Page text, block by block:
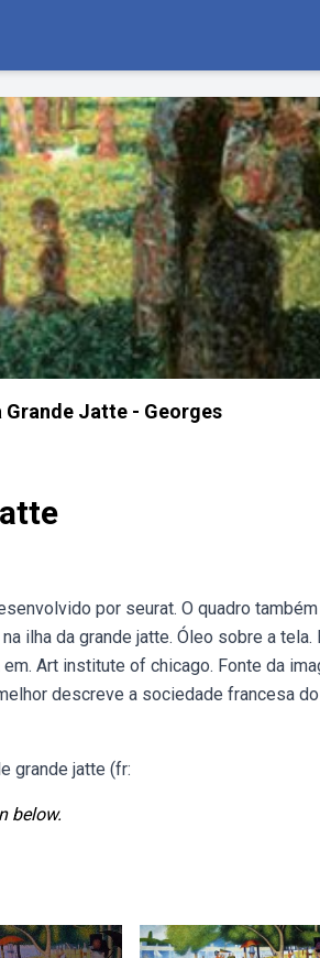
Jatte - Georges
por seurat. O quadro
ilha da grande jatte. Óleo sobre a tela.
Art institute of chicago. Fonte da
descreve a sociedade francesa
grande jatte (fr:
below.